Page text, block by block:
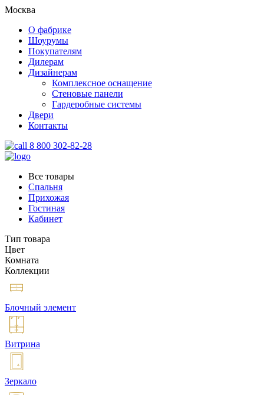
Москва
О фабрике
Шоурумы
Покупателям
Дилерам
Дизайнерам
Комплексное оснащение
Стеновые панели
Гардеробные системы
Двери
Контакты
8 800 302-82-28
Все товары
Спальня
Прихожая
Гостиная
Кабинет
Тип товара
Цвет
Комната
Коллекции
Блочный элемент
Витрина
Зеркало